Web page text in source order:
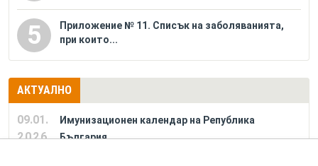
5
Приложение № 11. Списък на заболяванията,
при които...
АКТУАЛНО
09.01.
2026
Имунизационен календар на Република
България